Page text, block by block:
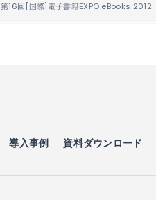
第16回[国際]電子書籍EXPO eBooks 2012
導入事例 資料ダウンロード